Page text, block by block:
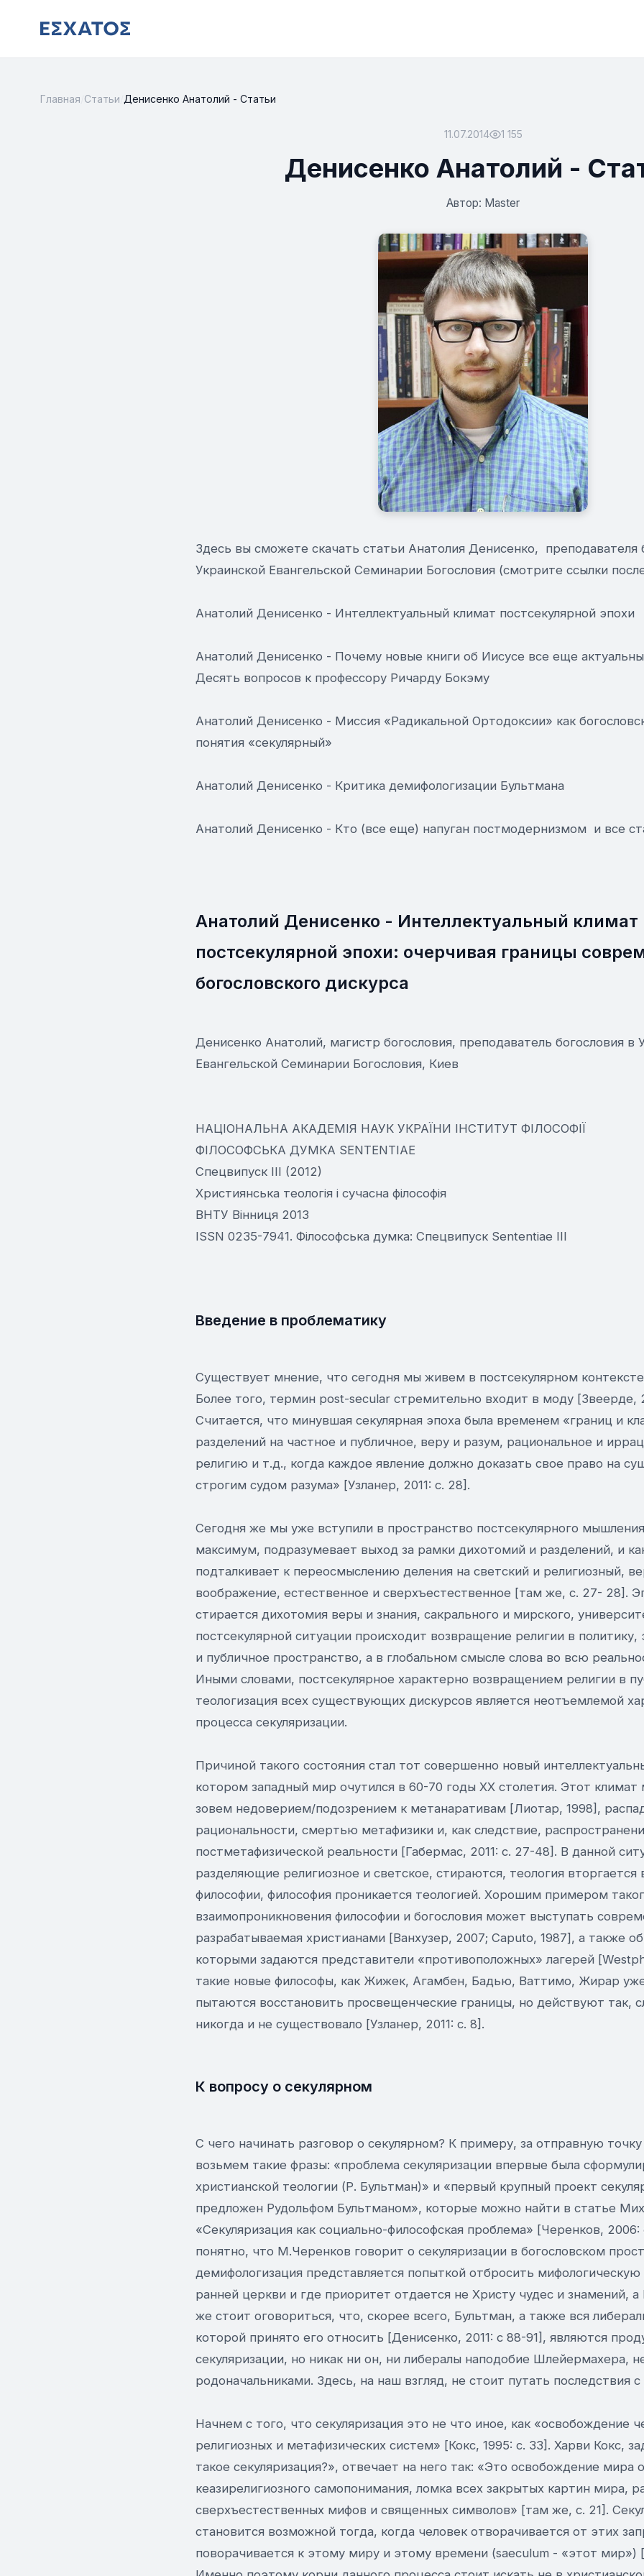
Главная Статьи Денисенко Анатолий - Статьи
11.07.2014 1 155
Денисенко Анатолий -
Автор: Master
Здесь вы сможете скачать статьи Анатолия Денисенко, преподавателя
Украинской Евангельской Семинарии Богословия (смотрите ссылки
Анатолий Денисенко - Интеллектуальный климат постсекулярной эпохи
Анатолий Денисенко - Почему новые книги об Иисусе все еще
Десять вопросов к профессору Ричарду Бокэму
Анатолий Денисенко - Миссия «Радикальной Ортодоксии» как
понятия «секулярный»
Анатолий Денисенко - Критика демифологизации Бультмана
Анатолий Денисенко - Кто (все еще) напуган постмодернизмом и все
Анатолий Денисенко - Интеллектуальный климат
постсекулярной эпохи: очерчивая границы
богословского дискурса
Денисенко Анатолий, магистр богословия, преподаватель богословия в
Евангельской Семинарии Богословия, Киев
НАЦІОНАЛЬНА АКАДЕМІЯ НАУК УКРАЇНИ ІНСТИТУТ ФІЛОСОФІЇ
ФІЛОСОФСЬКА ДУМКА SENTENTIAE
Спецвипуск III (2012)
Християнська теологія і сучасна філософія
ВНТУ Вінниця 2013
ISSN 0235-7941. Філософська думка: Спецвипуск Sententiae III
Введение в проблематику
Существует мнение, что сегодня мы живем в постсекулярном
Более того, термин post-secular стремительно входит в моду [Звеерде,
Считается, что минувшая секулярная эпоха была временем «границ и
разделений на частное и публичное, веру и разум, рациональное и
религию и т.д., когда каждое явление должно доказать свое право на
строгим судом разума» [Узланер, 2011: с. 28].
Сегодня же мы уже вступили в пространство постсекулярного
максимум, подразумевает выход за рамки дихотомий и разделений, и
подталкивает к переосмыслению деления на светский и религиозный,
воображение, естественное и сверхъестественное [там же, с. 27- 28].
стирается дихотомия веры и знания, сакрального и мирского,
постсекулярной ситуации происходит возвращение религии в политику,
и публичное пространство, а в глобальном смысле слова во всю
Иными словами, постсекулярное характерно возвращением религии в
теологизация всех существующих дискурсов является неотъемлемой
процесса секуляризации.
Причиной такого состояния стал тот совершенно новый
котором западный мир очутился в 60-70 годы XX столетия. Этот
зовем недоверием/подозрением к метанаративам [Лиотар, 1998],
рациональности, смертью метафизики и, как следствие,
постметафизической реальности [Габермас, 2011: с. 27-48]. В данной
разделяющие религиозное и светское, стираются, теология вторгается
философии, философия проникается теологией. Хорошим примером
взаимопроникновения философии и богословия может выступать
разрабатываемая христианами [Ванхузер, 2007; Caputo, 1987], а также
которыми задаются представители «противоположных» лагерей
такие новые философы, как Жижек, Агамбен, Бадью, Ваттимо, Жирар
пытаются восстановить просвещенческие границы, но действуют так,
никогда и не существовало [Узланер, 2011: с. 8].
К вопросу о секулярном
С чего начинать разговор о секулярном? К примеру, за отправную
возьмем такие фразы: «проблема секуляризации впервые была
христианской теологии (Р. Бультман)» и «первый крупный проект
предложен Рудольфом Бультманом», которые можно найти в статье
«Секуляризация как социально-философская проблема» [Черенков, 2006:
понятно, что М.Черенков говорит о секуляризации в богословском
демифологизация представляется попыткой отбросить
ранней церкви и где приоритет отдается не Христу чудес и знамений, а
же стоит оговориться, что, скорее всего, Бультман, а также вся
которой принято его относить [Денисенко, 2011: с 88-91], являются
секуляризации, но никак ни он, ни либералы наподобие Шлейермахера,
родоначальниками. Здесь, на наш взгляд, не стоит путать последствия
Начнем с того, что секуляризация это не что иное, как «освобождение
религиозных и метафизических систем» [Кокс, 1995: с. 33]. Харви Кокс,
такое секуляризация?», отвечает на него так: «Это освобождение мира
кеазирелигиозного самопонимания, ломка всех закрытых картин мира,
сверхъестественных мифов и священных символов» [там же, с. 21].
становится возможной тогда, когда человек отворачивается от этих
поворачивается к этому миру и этому времени (saeculum - «этот мир»)